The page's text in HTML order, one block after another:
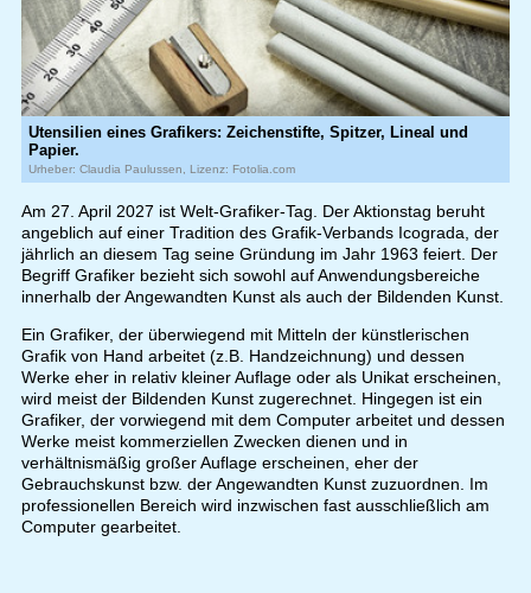
Utensilien eines Grafikers: Zeichenstifte, Spitzer, Lineal und
Papier.
Urheber: Claudia Paulussen, Lizenz: Fotolia.com
Am 27. April 2027 ist Welt-Grafiker-Tag. Der Aktionstag beruht
angeblich auf einer Tradition des Grafik-Verbands Icograda, der
jährlich an diesem Tag seine Gründung im Jahr 1963 feiert. Der
Begriff Grafiker bezieht sich sowohl auf Anwendungsbereiche
innerhalb der Angewandten Kunst als auch der Bildenden Kunst.
Ein Grafiker, der überwiegend mit Mitteln der künstlerischen
Grafik von Hand arbeitet (z.B. Handzeichnung) und dessen
Werke eher in relativ kleiner Auflage oder als Unikat erscheinen,
wird meist der Bildenden Kunst zugerechnet. Hingegen ist ein
Grafiker, der vorwiegend mit dem Computer arbeitet und dessen
Werke meist kommerziellen Zwecken dienen und in
verhältnismäßig großer Auflage erscheinen, eher der
Gebrauchskunst bzw. der Angewandten Kunst zuzuordnen. Im
professionellen Bereich wird inzwischen fast ausschließlich am
Computer gearbeitet.